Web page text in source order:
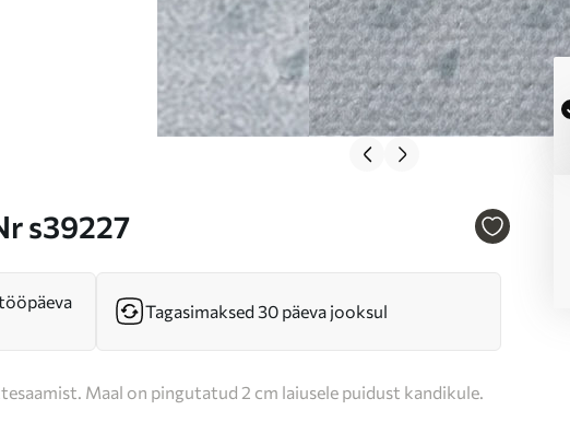
s39227
Tagasimaksed 30 päeva jooksul
Maal on pingutatud 2 cm laiusele puidust kandikule.